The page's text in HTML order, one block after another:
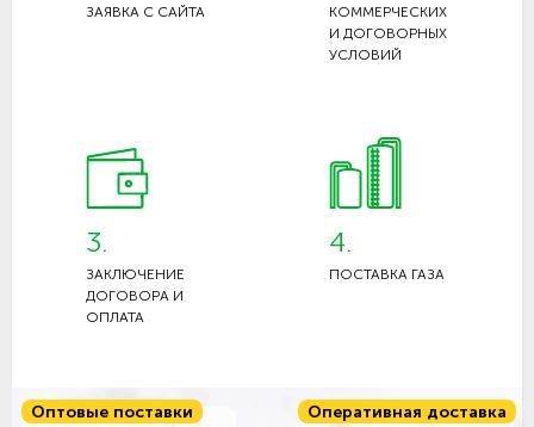
ЗАЯВКА С САЙТА
КОММЕРЧЕСКИХ
И ДОГОВОРНЫХ
УСЛОВИЙ
3.
ЗАКЛЮЧЕНИЕ
ДОГОВОРА И
ОПЛАТА
4.
ПОСТАВКА ГАЗА
Оптовые поставки Оперативная доставка